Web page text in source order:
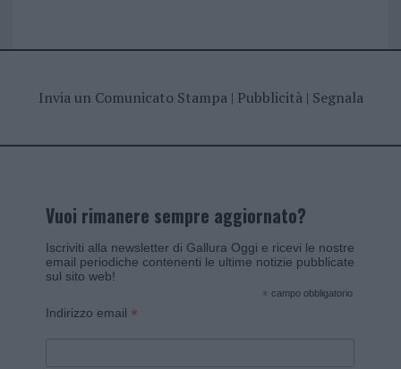
Invia un Comunicato Stampa| Pubblicità| Segnala
Vuoi rimanere sempre aggiornato?
Iscriviti alla newsletter di Gallura Oggi e ricevi le nostre
email periodiche contenenti le ultime notizie pubblicate
sul sito web!
* campo obbligatorio
Indirizzo email *